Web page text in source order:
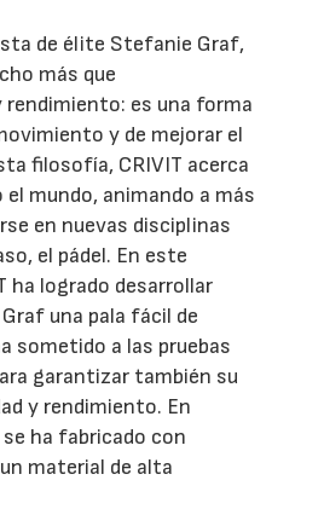
de élite Stefanie Graf,
más que
es una forma
y de mejorar el
filosofía, CRIVIT acerca
mundo, animando a más
en nuevas disciplinas
el pádel. En este
ha logrado desarrollar
una pala fácil de
sometido a las pruebas
garantizar también su
y rendimiento. En
ha fabricado con
material de alta